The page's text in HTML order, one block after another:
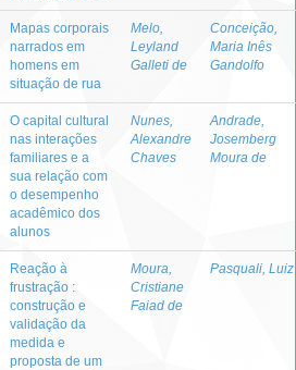
Mapas corporais
narrados em
homens em
situação de rua
Melo,
Leyland
Galleti de
Conceição,
Maria Inês
Gandolfo
O capital cultural
nas interações
familiares e a
sua relação com
o desempenho
acadêmico dos
alunos
Nunes,
Alexandre
Chaves
Andrade,
Josemberg
Moura de
Reação à
frustração :
construção e
validação da
medida e
proposta de um
Moura,
Cristiane
Faiad de
Pasquali, Luiz